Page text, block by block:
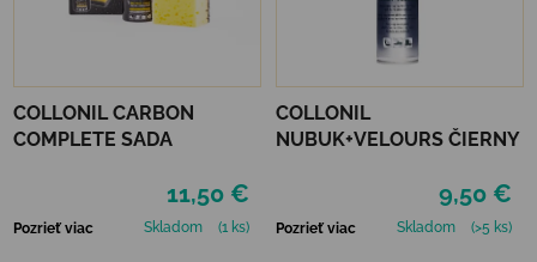
COLLONIL CARBON
COMPLETE SADA
11,50 €
Pozrieť viac Skladom (1 ks)
COLLONIL
NUBUK+VELOURS ČIERNY
9,50 €
Pozrieť viac Skladom (>5 ks)